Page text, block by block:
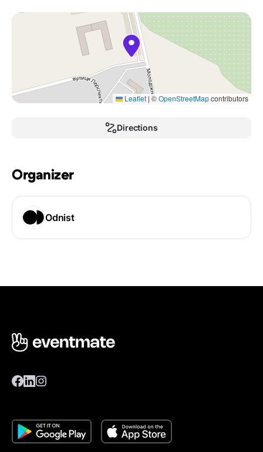
Leaflet | ©OpenStreetMapcontributors
Directions
Organizer
Odnist